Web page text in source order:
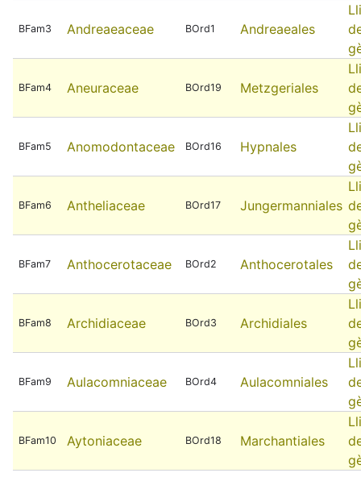
BFam3 Andreaeaceae BOrd1 Andreaeales
BFam4 Aneuraceae BOrd19 Metzgeriales
BFam5 Anomodontaceae BOrd16 Hypnales
BFam6 Antheliaceae BOrd17 Jungermanniales
BFam7 Anthocerotaceae BOrd2 Anthocerotales
BFam8 Archidiaceae BOrd3 Archidiales
BFam9 Aulacomniaceae BOrd4 Aulacomniales
BFam10 Aytoniaceae BOrd18 Marchantiales